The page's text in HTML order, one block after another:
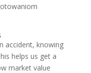
accident, knowing
helps us get a
market value